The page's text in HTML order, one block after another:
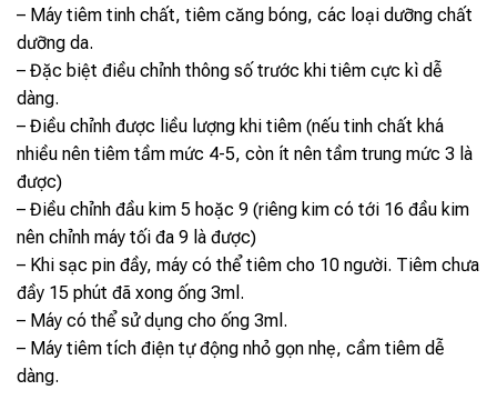
– Máy tiêm tinh chất, tiêm căng bóng, các loại dưỡng chất
dưỡng da.
– Đặc biệt điều chỉnh thông số trước khi tiêm cực kì dễ
dàng.
– Điều chỉnh được liều lượng khi tiêm (nếu tinh chất khá
nhiều nên tiêm tầm mức 4-5, còn ít nên tầm trung mức 3 là
được)
– Điều chỉnh đầu kim 5 hoặc 9 (riêng kim có tới 16 đầu kim
nên chỉnh máy tối đa 9 là được)
– Khi sạc pin đầy, máy có thể tiêm cho 10 người. Tiêm chưa
đầy 15 phút đã xong ống 3ml.
– Máy có thể sử dụng cho ống 3ml.
– Máy tiêm tích điện tự động nhỏ gọn nhẹ, cầm tiêm dễ
dàng.